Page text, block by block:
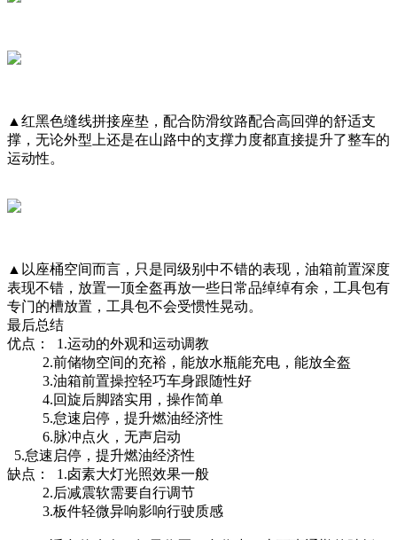
▲红黑色缝线拼接座垫，配合防滑纹路配合高回弹的舒适支
撑，无论外型上还是在山路中的支撑力度都直接提升了整车的
运动性。
▲以座桶空间而言，只是同级别中不错的表现，油箱前置深度
表现不错，放置一顶全盔再放一些日常品绰绰有余，工具包有
专门的槽放置，工具包不会受惯性晃动。
最后总结
优点： 1.运动的外观和运动调教
2.前储物空间的充裕，能放水瓶能充电，能放全盔
3.油箱前置操控轻巧车身跟随性好
4.回旋后脚踏实用，操作简单
5.怠速启停，提升燃油经济性
6.脉冲点火，无声启动
5.怠速启停，提升燃油经济性
缺点： 1.卤素大灯光照效果一般
2.后减震软需要自行调节
3.板件轻微异响影响行驶质感